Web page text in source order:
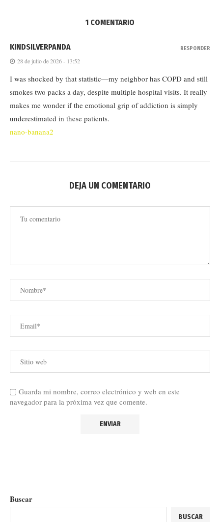
1 COMENTARIO
KINDSILVERPANDA
28 de julio de 2026 - 13:52
I was shocked by that statistic—my neighbor has COPD and still
smokes two packs a day, despite multiple hospital visits. It really
makes me wonder if the emotional grip of addiction is simply
underestimated in these patients.
nano-banana2
RESPONDER
DEJA UN COMENTARIO
Guarda mi nombre, correo electrónico y web en este
navegador para la próxima vez que comente.
Buscar
BUSCAR